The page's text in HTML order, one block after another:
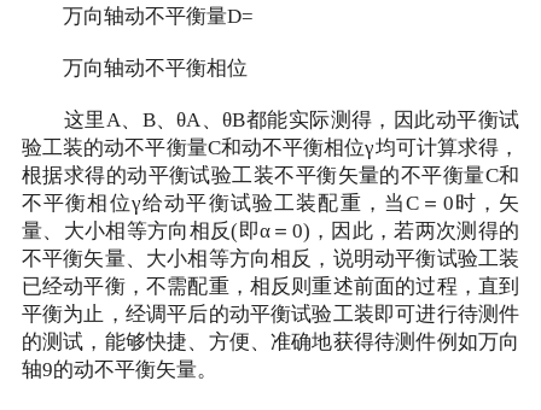
万向轴动不平衡量D=
万向轴动不平衡相位
这里A、B、θA、θB都能实际测得，因此动平衡试
验工装的动不平衡量C和动不平衡相位γ均可计算求得，
根据求得的动平衡试验工装不平衡矢量的不平衡量C和
不平衡相位γ给动平衡试验工装配重，当C＝0时，矢
量、大小相等方向相反(即α＝0)，因此，若两次测得的
不平衡矢量、大小相等方向相反，说明动平衡试验工装
已经动平衡，不需配重，相反则重述前面的过程，直到
平衡为止，经调平后的动平衡试验工装即可进行待测件
的测试，能够快捷、方便、准确地获得待测件例如万向
轴9的动不平衡矢量。